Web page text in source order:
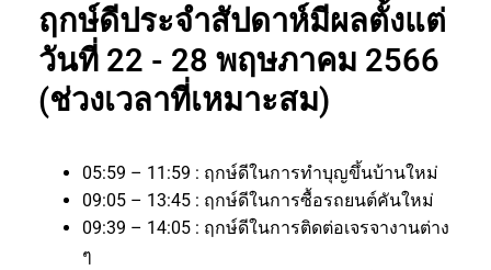
ฤกษ์ดีประจำสัปดาห์มีผลตั้งแต่
วันที่ 22 - 28 พฤษภาคม 2566
(ช่วงเวลาที่เหมาะสม)
05:59 – 11:59 : ฤกษ์ดีในการทำบุญขึ้นบ้านใหม่
09:05 – 13:45 : ฤกษ์ดีในการซื้อรถยนต์คันใหม่
09:39 – 14:05 : ฤกษ์ดีในการติดต่อเจรจางานต่าง
ๆ